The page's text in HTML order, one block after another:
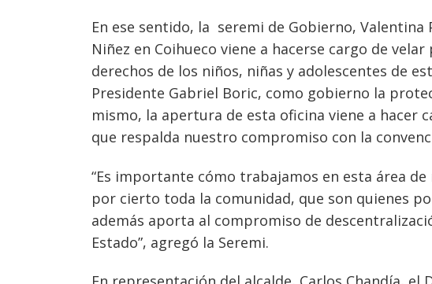
En ese sentido, la seremi de Gobierno, Valentina
Niñez en Coihueco viene a hacerse cargo de
derechos de los niños, niñas y adolescentes de
Presidente Gabriel Boric, como gobierno la
mismo, la apertura de esta oficina viene a hacer
que respalda nuestro compromiso con la
“Es importante cómo trabajamos en esta área
por cierto toda la comunidad, que son quienes
además aporta al compromiso de
Estado”, agregó la Seremi.